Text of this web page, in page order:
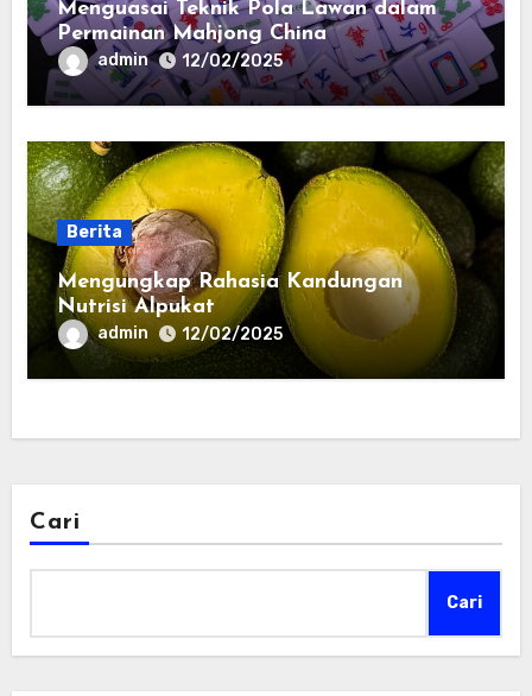
Menguasai Teknik Pola Lawan dalam
Permainan Mahjong China
admin 12/02/2025
Berita
Mengungkap Rahasia Kandungan
Nutrisi Alpukat
admin 12/02/2025
Cari
Cari